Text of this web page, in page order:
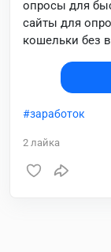
опросы для
сайты для
кошельки без
заработок
2 лайка